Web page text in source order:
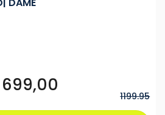
DAME
Dette
vare
har
1199.95
699,00